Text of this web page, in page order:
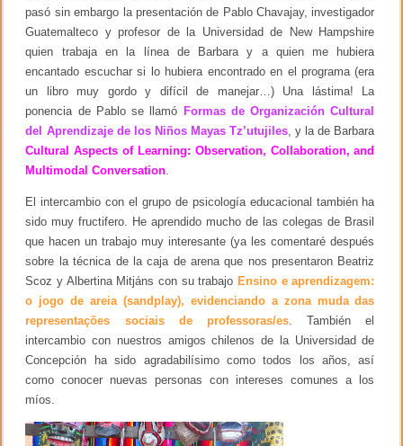
o
pasó sin embargo la presentación de Pablo Chavajay, investigador
Guatemalteco y profesor de la Universidad de New Hampshire
quien trabaja en la línea de Barbara y a quien me hubiera
encantado escuchar si lo hubiera encontrado en el programa (era
un libro muy gordo y difícil de manejar…) Una lástima! La
ponencia de Pablo se llamó Formas de Organización Cultural
del Aprendizaje de los Niños Mayas Tz’utujiles , y la de Barbara
Cultural Aspects of Learning: Observation, Collaboration, and
Multimodal Conversation
El intercambio con el grupo de psicología educacional también ha
sido muy fructifero. He aprendido mucho de las colegas de Brasil
que hacen un trabajo muy interesante (ya les comentaré después
sobre la técnica de la caja de arena que nos presentaron Beatriz
Scoz y Albertina Mitjáns con su trabajo Ensino e aprendizagem:
o jogo de areia (sandplay), evidenciando a zona muda das
representações sociais de professoras/es . También el
intercambio con nuestros amigos chilenos de la Universidad de
Concepción ha sido agradabilísimo como todos los años, así
como conocer nuevas personas con intereses comunes a los
míos.